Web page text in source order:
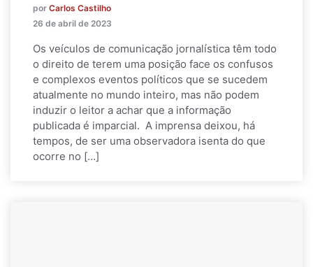
por Carlos Castilho
26 de abril de 2023
Os veículos de comunicação jornalística têm todo
o direito de terem uma posição face os confusos
e complexos eventos políticos que se sucedem
atualmente no mundo inteiro, mas não podem
induzir o leitor a achar que a informação
publicada é imparcial. A imprensa deixou, há
tempos, de ser uma observadora isenta do que
ocorre no […]